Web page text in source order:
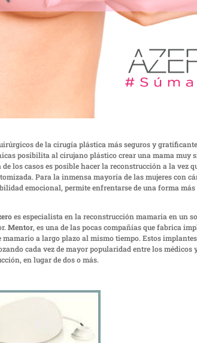
de la cirugía plástica más seguros y
posibilita al cirujano plástico crear una mama muy
los casos es posible hacer la reconstrucción a la vez
Para la inmensa mayoría de las mujeres con
emocional, permite enfrentarse de una forma
es especialista en la reconstrucción mamaria en un
Mentor, es una de las pocas compañías que fabrica
a largo plazo al mismo tiempo. Estos
cada vez de mayor popularidad entre los médicos
en lugar de dos o más.